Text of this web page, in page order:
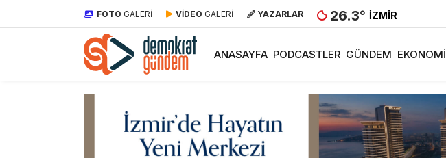
FOTO GALERİ VİDEO GALERİ YAZARLAR 26.3° İZMIR
ANASAYFA PODCASTLER GÜNDEM EKONOMI